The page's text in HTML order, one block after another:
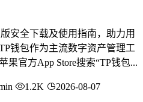
安全下载及使用指南，助力用
钱包作为主流数字资产管理工
果官方App Store搜索“TP钱包...
1.2K 2026-08-07